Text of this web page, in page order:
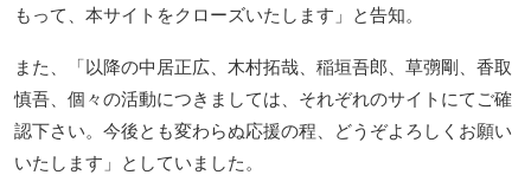
もって、本サイトをクローズいたします」と告知。
また、「以降の中居正広、木村拓哉、稲垣吾郎、草彅剛、香取
慎吾、個々の活動につきましては、それぞれのサイトにてご確
認下さい。今後とも変わらぬ応援の程、どうぞよろしくお願い
いたします」としていました。